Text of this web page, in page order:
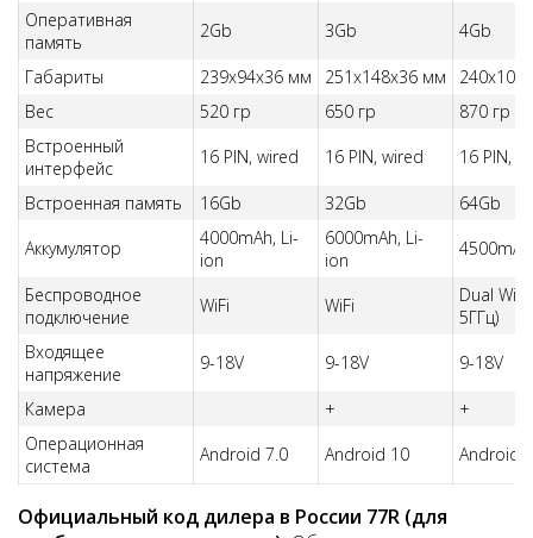
Оперативная
память
2Gb 3Gb 4Gb
Габариты 239х94х36 мм 251x148x36 мм
Вес
520 гр 650 гр
870 гр
Встроенный
интерфейс
16 PIN, wired 16 PIN, wired 16 PIN,
Встроенная память 16Gb 32Gb
64Gb
Аккумулятор
4000mAh, Li-
ion
6000mAh, Li-
ion
Беспроводное
подключение
WiFi WiFi
Dual
5ГГц)
Входящее
напряжение
9-18V 9-18V 9-18V
Камера +
+
Операционная
система
Android 7.0 Android 10 Android
Официальный код дилера в России 77R (для